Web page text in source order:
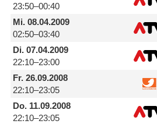
23:50–00:40
Mi.08.04.2009
02:50–03:40
Di.07.04.2009
22:10–23:00
Fr.26.09.2008
22:10–23:05
Do.11.09.2008
22:10–23:05